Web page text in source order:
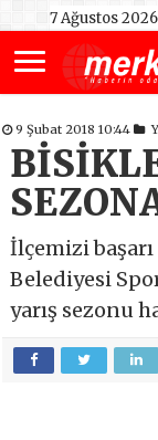
7 Ağustos 2026
9 Şubat 2018 10:44
İlçemizi
Belediyesi
yarış sezonu